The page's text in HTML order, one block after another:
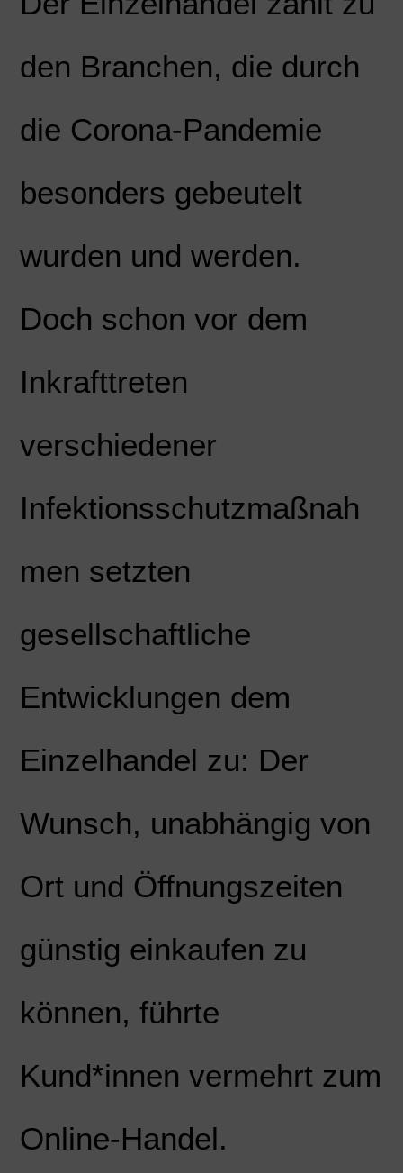
den Branchen, die durch
die Corona-Pandemie
besonders gebeutelt
wurden und werden.
Doch schon vor dem
Inkrafttreten
verschiedener
Infektionsschutzmaßnah
men setzten
gesellschaftliche
Entwicklungen dem
Einzelhandel zu: Der
Wunsch, unabhängig von
Ort und Öffnungszeiten
günstig einkaufen zu
können, führte
Kund*innen vermehrt zum
Online-Handel.